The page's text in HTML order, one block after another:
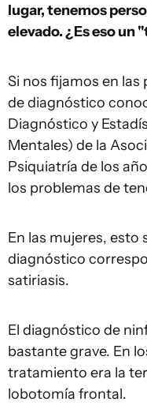
lugar, tenemos
elevado. ¿Es eso un
Si nos fijamos en
de diagnóstico
Diagnóstico y
Mentales) de la
Psiquiatría de los
los problemas de
En las mujeres, esto
diagnóstico
satiriasis.
El diagnóstico de
bastante grave. En
tratamiento era la
lobotomía frontal.